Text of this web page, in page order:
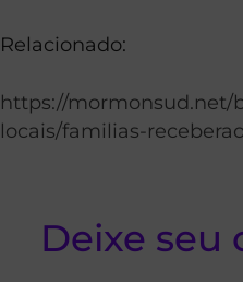
Relacionado:
https://mormonsud.net/
locais/familias-
Deixe seu